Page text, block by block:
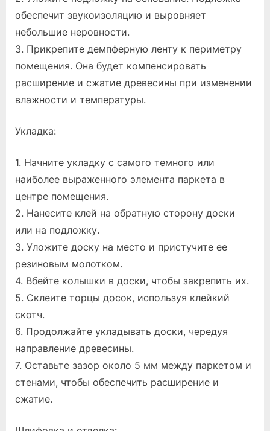
обеспечит звукоизоляцию и выровняет
небольшие неровности.
3. Прикрепите демпферную ленту к периметру
помещения. Она будет компенсировать
расширение и сжатие древесины при изменении
влажности и температуры.
Укладка:
1. Начните укладку с самого темного или
наиболее выраженного элемента паркета в
центре помещения.
2. Нанесите клей на обратную сторону доски
или на подложку.
3. Уложите доску на место и пристучите ее
резиновым молотком.
4. Вбейте колышки в доски, чтобы закрепить их.
5. Склеите торцы досок, используя клейкий
скотч.
6. Продолжайте укладывать доски, чередуя
направление древесины.
7. Оставьте зазор около 5 мм между паркетом и
стенами, чтобы обеспечить расширение и
сжатие.